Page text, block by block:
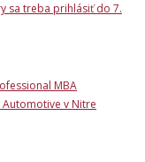
sa treba prihlásiť do 7.
MBA
v Nitre